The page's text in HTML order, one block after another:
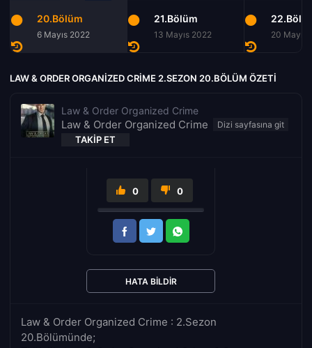
20.Bölüm
6 Mayıs 2022
21.Bölüm
13 Mayıs 2022 20 Mayıs
LAW & ORDER ORGANIZED CRIME 2.SEZON 20.BÖLÜM ÖZETI
Law & Order Organized Crime
Law & Order Organized Crime
TAKIP ET
Law & Order Organized Crime : 2.Sezon
20.Bölümünde;
0 0
HATA BILDIR